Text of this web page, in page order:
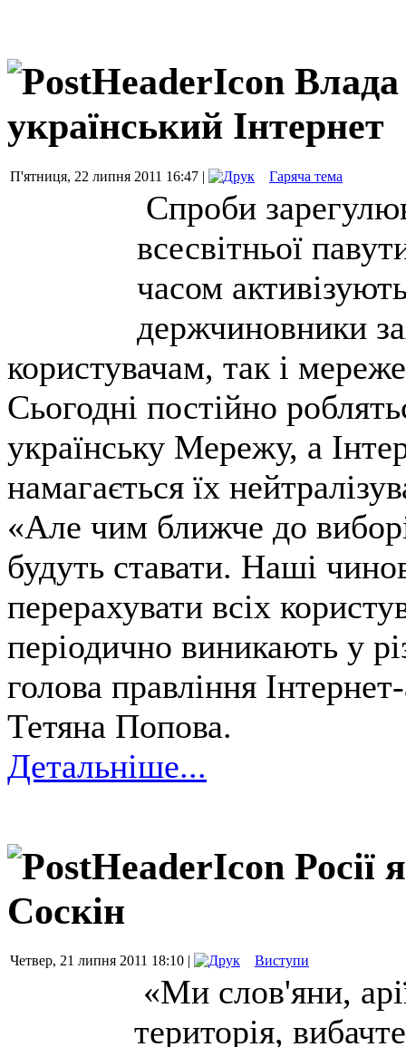
Влада
український Інтернет
П'ятниця, 22 липня 2011 16:47 | Гаряча тема
Спроби
всесвітньої
часом
держчиновники
користувачам, так і
Сьогодні постійно
українську Мережу, а
намагається їх
«Але чим ближче до
будуть ставати. Наші
перерахувати всіх
періодично виникають у
голова правління
Тетяна Попова.
Детальніше...
Росії
Соскін
Четвер, 21 липня 2011 18:10 | Виступи
«Ми слов'яни,
територія, вибачте